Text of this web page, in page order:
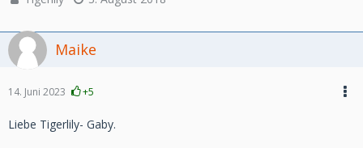
Maike
14. Juni 2023 +5
Liebe Tigerlily- Gaby.